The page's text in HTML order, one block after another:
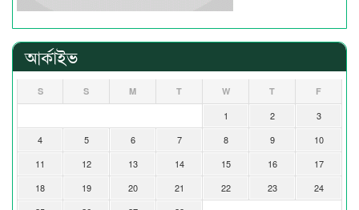
আর্কাইভ
S S M T W T F
1 2
3
4
5 6 7 8 9
10
11
12 13 14 15 16
17
18
19 20 21 22 23
24